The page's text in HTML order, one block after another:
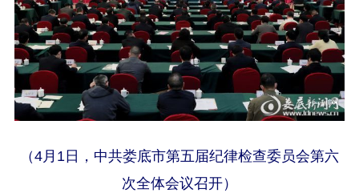
（4月1日，中共娄底市第五届纪律检查委员会第六
次全体会议召开）